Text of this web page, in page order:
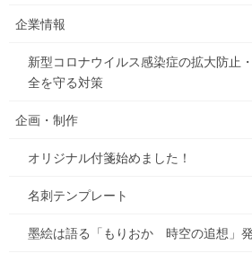
HOME
もっと繋がる人と人
ケーションを未来へ～
私たちはお客様の情報発信・伝達をサポ
化、そして文化の発展を支えてきました
企業情報
新型コロナウイルス感染症の拡大防止
全を守る対策
企画・制作
オリジナル付箋始めました！
名刺テンプレート
墨絵は語る「もりおか 時空の追想」